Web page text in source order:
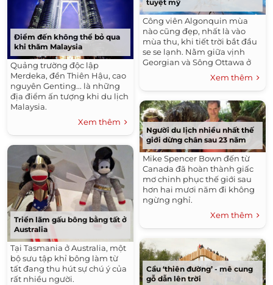
Điểm đến không thể bỏ qua
khi thăm Malaysia
Quảng trường độc lập
Merdeka, đền Thiên Hậu, cao
nguyên Genting... là những
địa điểm ấn tượng khi du lịch
Malaysia.
Xem thêm
Triển lãm gấu bông bằng tất ở
Australia
Tại Tasmania ở Australia, một
bộ sưu tập khỉ bông làm từ
tất đang thu hút sự chú ý của
rất nhiều người.
tuyệt mỹ
Công viên Algonquin mùa
nào cũng đẹp, nhất là vào
mùa thu, khi tiết trời bắt đầu
se se lạnh. Nằm giữa vịnh
Georgian và Sông Ottawa ở
trung tâm Ontario, Canada,
công viên được xây dựng từ
năm 1893 với diện tích
khoảng 7.653 km2.
Xem thêm
Người du lịch nhiều nhất thế
giới dừng chân sau 23 năm
Mike Spencer Bown đến từ
Canada đã hoàn thành giấc
mơ chinh phục thế giới sau
hơn hai mươi năm đi không
ngừng nghỉ.
Xem thêm
Cầu ‘thiên đường’ - mê cung
gỗ dẫn lên trời